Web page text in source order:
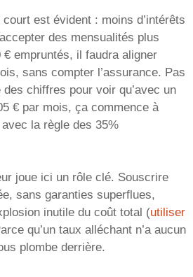
court est évident : moins d’intérêts
des mensualités plus
€ empruntés, il faudra aligner
sans compter l’assurance. Pas
des chiffres pour voir qu’avec un
€ par mois, ça commence à
la règle des 35%
joue ici un rôle clé. Souscrire
sans garanties superflues,
inutile du coût total (utiliser
qu’un taux alléchant n’a aucun
plombe derrière.